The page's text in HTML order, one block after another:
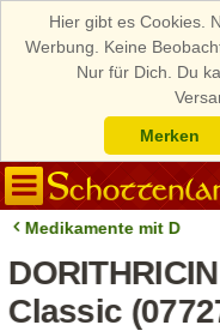
Hier gibt es Cookies.
Werbung. Keine
Nur für Dich. Du
Merken
Medikamente mit D
Classic